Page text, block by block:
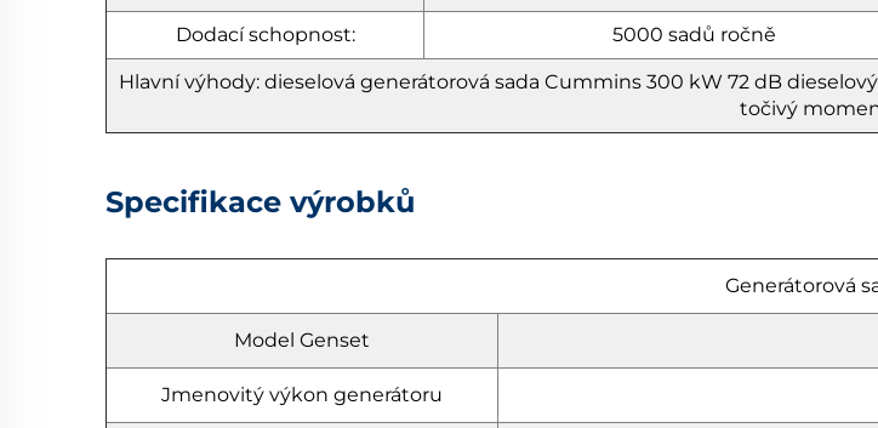
Dodací schopnost: 5000 sadů ročně
Hlavní výhody: dieselová generátorová sada Cummins 300 kW 72 dB
točivý
Specifikace výrobků
Generátorová
Model Genset
Jmenovitý výkon generátoru